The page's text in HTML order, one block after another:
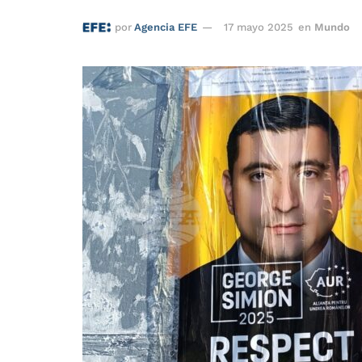
por Agencia EFE 17 mayo 2025 en Mundo